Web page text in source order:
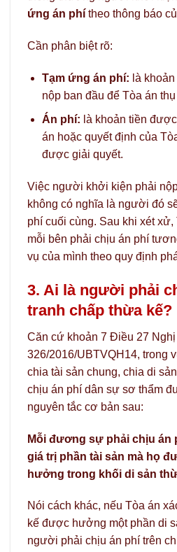
ứng án phí theo thông báo
Cần phân biệt rõ:
Tạm ứng án phí: là
nộp ban đầu để Tòa án
Án phí: là khoản tiền
án hoặc quyết định của
được giải quyết.
Việc người khởi kiện phải
không có nghĩa là người đó
phí cuối cùng. Sau khi xét xử,
mỗi bên phải chịu án phí
vụ của mình theo quy định
3. Ai là người phải
tranh chấp thừa kế?
Căn cứ khoản 7 Điều 27
326/2016/UBTVQH14, trong
chia tài sản chung, chia di
chịu án phí dân sự sơ thẩm
nguyên tắc cơ bản sau:
Mỗi đương sự phải chịu
giá trị phần tài sản mà họ
hưởng trong khối di sản
Nói cách khác, nếu Tòa án
kế được hưởng một phần di
người phải chịu án phí trên